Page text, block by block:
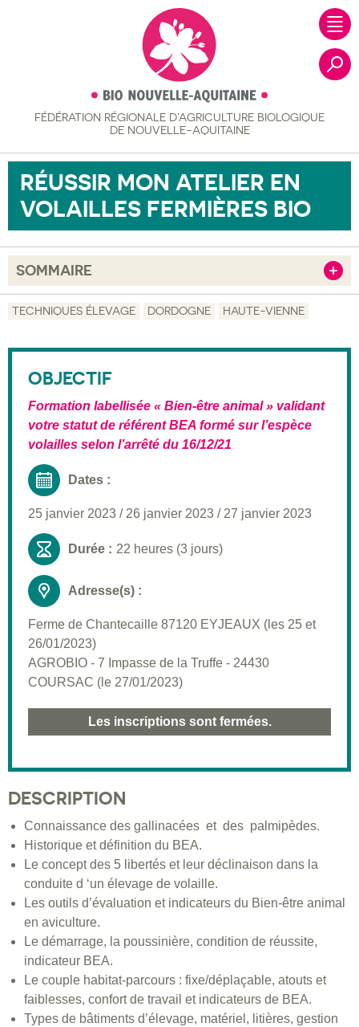
FÉDÉRATION RÉGIONALE D’AGRICULTURE BIOLOGIQUE
DE NOUVELLE-AQUITAINE
RÉUSSIR MON ATELIER EN
VOLAILLES FERMIÈRES BIO
SOMMAIRE
Validation
Informations pratiques
TECHNIQUES ÉLEVAGE DORDOGNE HAUTE-VIENNE
OBJECTIF
Formation labellisée « Bien-être animal » validant
votre statut de référent BEA formé sur l’espèce
volailles selon l’arrêté du 16/12/21
Dates :
25 janvier 2023 / 26 janvier 2023 / 27 janvier 2023
Durée : 22 heures (3 jours)
Adresse(s) :
Ferme de Chantecaille 87120 EYJEAUX (les 25 et
26/01/2023)
AGROBIO - 7 Impasse de la Truffe - 24430
COURSAC (le 27/01/2023)
Les inscriptions sont fermées.
DESCRIPTION
Connaissance des gallinacées et des palmipèdes.
Historique et définition du BEA.
Le concept des 5 libertés et leur déclinaison dans la
conduite d ‘un élevage de volaille.
Les outils d’évaluation et indicateurs du Bien-être animal
en aviculture.
Le démarrage, la poussinière, condition de réussite,
indicateur BEA.
Le couple habitat-parcours : fixe/déplaçable, atouts et
faiblesses, confort de travail et indicateurs de BEA.
Types de bâtiments d’élevage, matériel, litières, gestion